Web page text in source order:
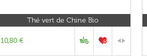
Thé vert de Chine Bio
10,80 €